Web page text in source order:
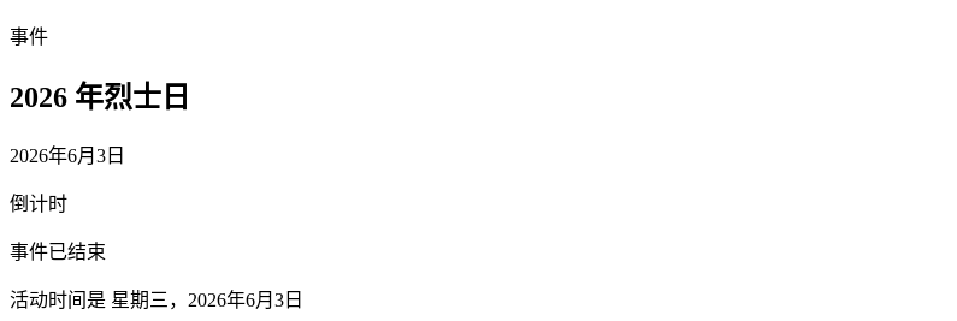
事件
2026 年烈士日
2026年6月3日
倒计时
事件已结束
活动时间是 星期三，2026年6月3日